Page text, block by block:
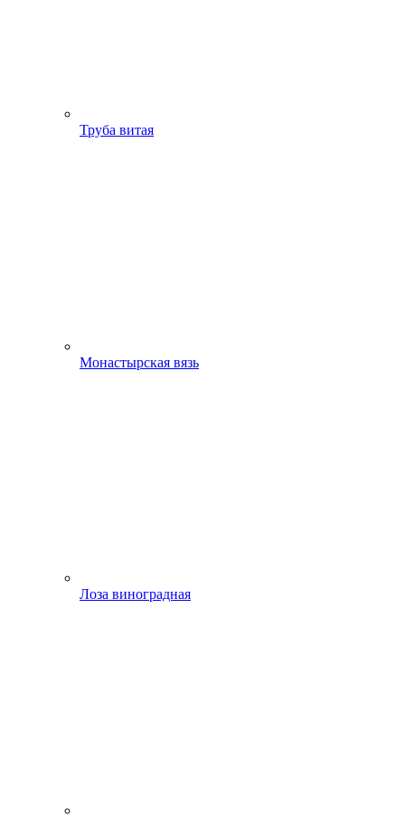
Труба витая
Монастырская вязь
Лоза виноградная